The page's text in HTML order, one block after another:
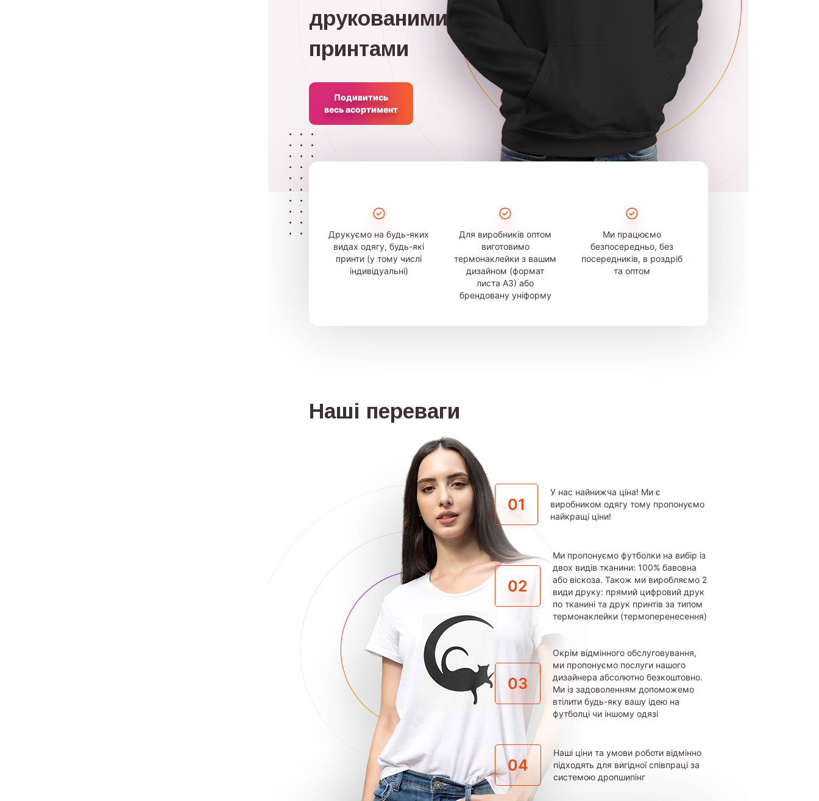
друкованими
принтами
Подивитись
весь асортимент
Друкуємо на будь-яких
видах одягу, будь-які
принти (у тому числі
індивідуальні)
Для виробників оптом
виготовимо
термонаклейки з вашим
дизайном (формат
листа А3) або
брендовану уніформу
Ми працюємо
безпосередньо, без
посередників, в роздріб
та оптом
Наші переваги
01
У нас найнижча ціна! Ми є
виробником одягу тому пропонуємо
найкращі ціни!
02
Ми пропонуємо футболки на вибір із
двох видів тканини: 100% бавовна
або віскоза. Також ми виробляємо 2
види друку: прямий цифровий друк
по тканині та друк принтів за типом
термонаклейки (термоперенесення)
03
Окрім відмінного обслуговування,
ми пропонуємо послуги нашого
дизайнера абсолютно безкоштовно.
Ми із задоволенням допоможемо
втілити будь-яку вашу ідею на
футболці чи іншому одязі
04
Наші ціни та умови роботи відмінно
підходять для вигідної співпраці за
системою дропшипінг